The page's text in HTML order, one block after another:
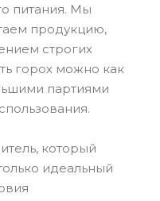
питания. Мы
продукцию,
строгих
горох можно как
партиями
который
идеальный